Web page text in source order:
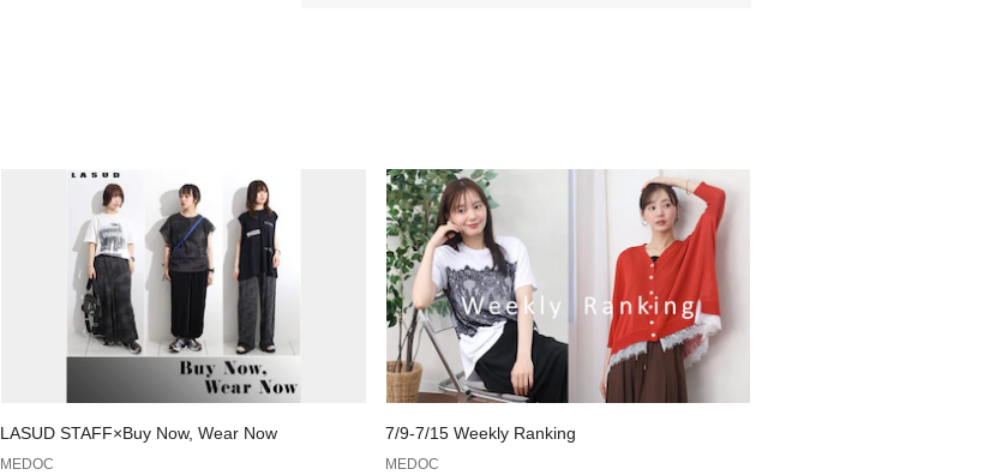
アームホール:61.5
LASUD STAFF×Buy Now, Wear Now
MEDOC
7/9-7/15 Weekly Ranking
MEDOC